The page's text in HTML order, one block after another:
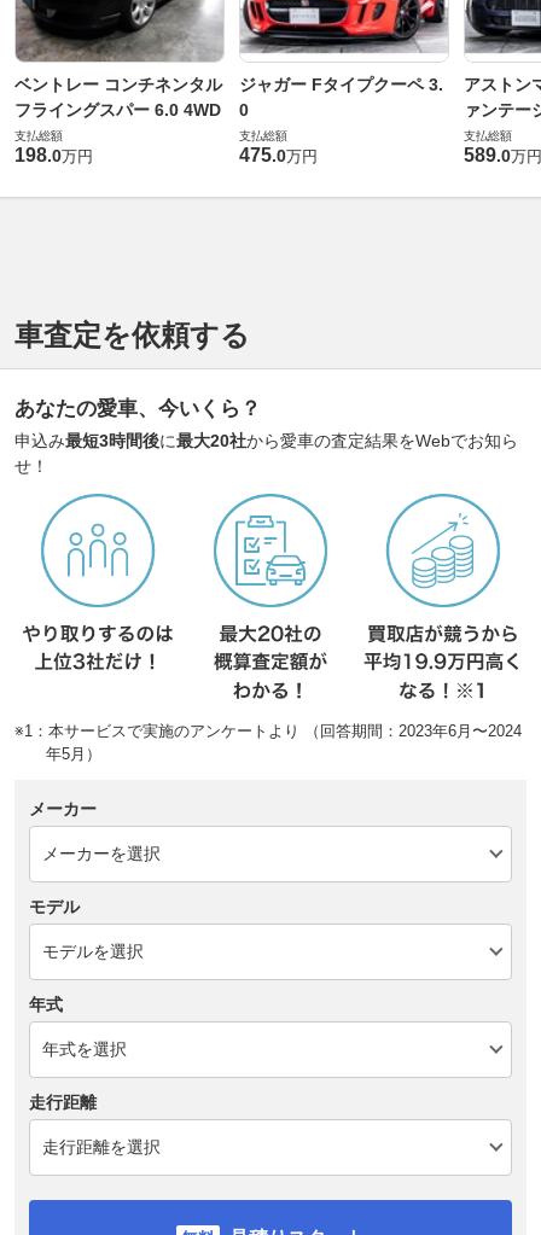
ベントレー コンチネンタル
フライングスパー 6.0 4WD
支払総額
198.0万円
ジャガー Fタイプクーペ 3.
0
支払総額
475.0万円
アストン
ァンテー
支払総額
589.0万円
車査定を依頼する
あなたの愛車、今いくら？
申込み最短3時間後に最大20社から愛車の査定結果をWebでお知ら
せ！
※1：本サービスで実施のアンケートより （回答期間：2023年6月〜2024
年5月）
メーカー
モデル
年式
走行距離